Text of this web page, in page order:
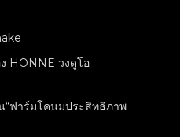
HONNE วงดูโอ
ฟาร์มโคนมประสิทธิภาพ